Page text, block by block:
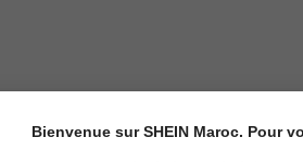
Bienvenue sur SHEIN Maroc. Pour